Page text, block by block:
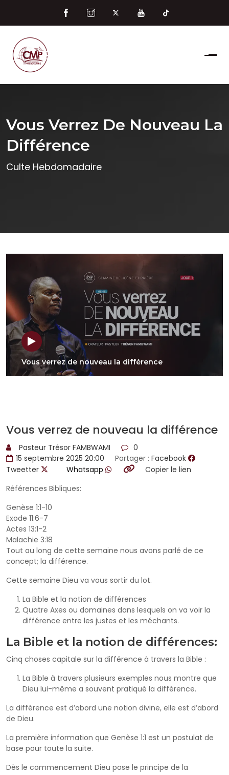
Vous Verrez De Nouveau La
Différence
Culte Hebdomadaire
Vous verrez de nouveau la différence
Vous verrez de nouveau la différence
Pasteur Trésor FAMBWAMI
0
15 septembre 2025 20:00
Partager : Facebook
Tweetter
Whatsapp
Copier le lien
Références Bibliques:
Genèse 1:1-10
Exode 11:6-7
Actes 13:1-2
Malachie 3:18
Tout au long de cette semaine nous avons parlé de ce
concept; la différence.
Cette semaine Dieu va vous sortir du lot.
La Bible et la notion de différences
Quatre Axes ou domaines dans lesquels on va voir la
différence entre les justes et les méchants.
La Bible et la notion de différences:
Cinq choses capitale sur la différence à travers la Bible :
La Bible à travers plusieurs exemples nous montre que
Dieu lui-même a souvent pratiqué la différence.
La différence est d’abord une notion divine, elle est d’abord
de Dieu.
La première information que Genèse 1:1 est un postulat de
base pour toute la suite.
Dès le commencement Dieu pose le principe de la